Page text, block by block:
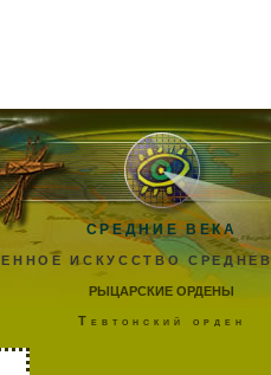
СРЕДНИЕ ВЕКА
ИСКУССТВО
РЫЦАРСКИЕ ОРДЕНЫ
Тевтонский орден